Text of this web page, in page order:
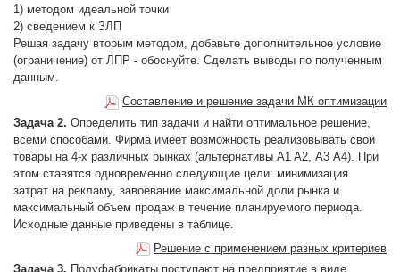
1) методом идеальной точки
2) сведением к ЗЛП
Решая задачу вторым методом, добавьте дополнительное условие
(ограничение) от ЛПР - обоснуйте. Сделать выводы по полученным
данным.
Составление и решение задачи МК оптимизации
Задача 2. Определить тип задачи и найти оптимальное решение,
всеми способами. Фирма имеет возможность реализовывать свои
товары на 4-х различных рынках (альтернативы A1 A2, А3 А4). При
этом ставятся одновременно следующие цели: минимизация
затрат на рекламу, завоевание максимальной доли рынка и
максимальный объем продаж в течение планируемого периода.
Исходные данные приведены в таблице.
Решение с применением разных критериев
Задача 3. Полуфабрикаты поступают на предприятие в виде